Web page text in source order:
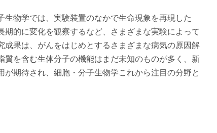
物学では、実験装置のなかで生命現象を再現した
的に変化を観察するなど、さまざまな実験によって
果は、がんをはじめとするさまざまな病気の原因解
を含む生体分子の機能はまだ未知のものが多く、新
期待され、細胞・分子生物学これから注目の分野と